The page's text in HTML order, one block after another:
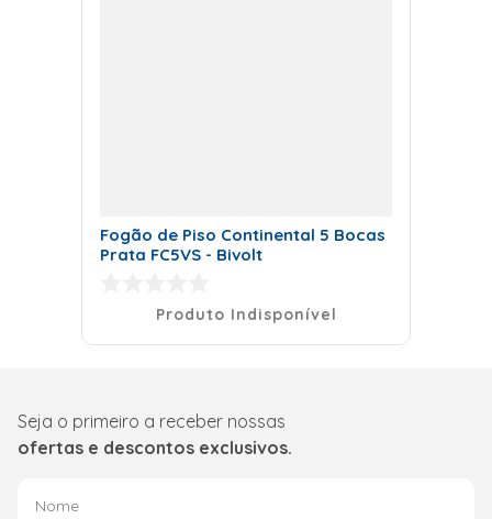
Fogão de Piso Continental 5 Bocas
Prata FC5VS - Bivolt
Produto Indisponível
Seja o primeiro a receber nossas
ofertas e descontos exclusivos.